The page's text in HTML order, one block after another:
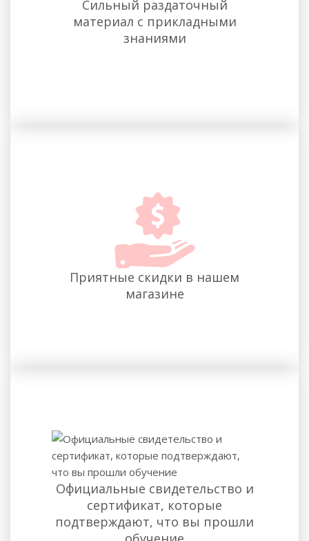
Сильный раздаточный
материал с прикладными
знаниями
Приятные скидки в нашем
магазине
Официальные свидетельство и
сертификат, которые
подтверждают, что вы прошли